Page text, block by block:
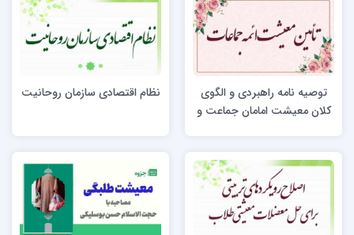
توصیه نامه راهبردی و الگوی
کلان معیشت امامان جماعت و
نظام اقتصادی سازمان روحانیت